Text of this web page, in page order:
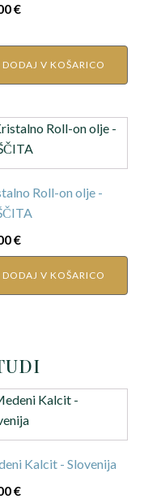
€
DODAJ V KOŠARICO
Roll-on olje -
€
DODAJ V KOŠARICO
Kalcit - Slovenija
€